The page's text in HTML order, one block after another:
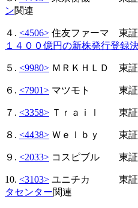
ン関連
４. <4506> 住友ファーマ
１４００億円の新株発行登録
５. <9980> ＭＲＫＨＬＤ
６. <7901> マツモト 東
７. <3358> Ｔｒａｉｌ
８. <4438> Ｗｅｌｂｙ
９. <2033> コスピブル 東
10. <3103> ユニチカ 東
タセンター関連